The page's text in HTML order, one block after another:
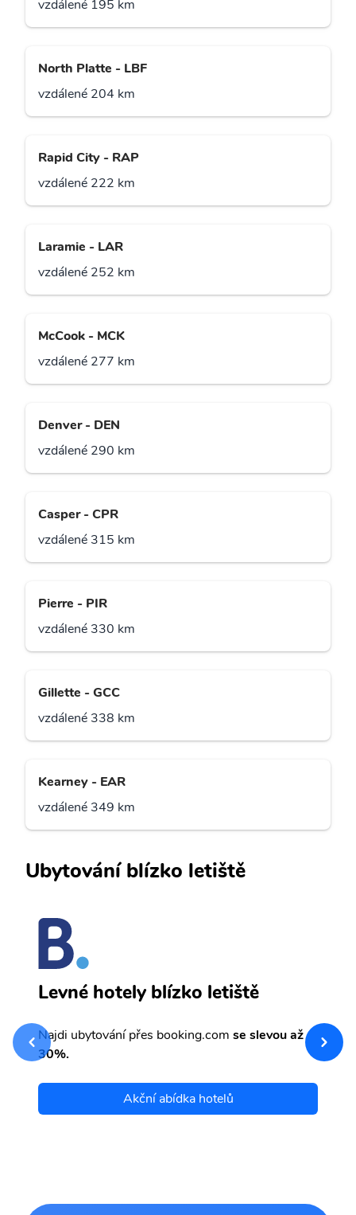
vzdálené 195 km
North Platte - LBF
vzdálené 204 km
Rapid City - RAP
vzdálené 222 km
Laramie - LAR
vzdálené 252 km
McCook - MCK
vzdálené 277 km
Denver - DEN
vzdálené 290 km
Casper - CPR
vzdálené 315 km
Pierre - PIR
vzdálené 330 km
Gillette - GCC
vzdálené 338 km
Kearney - EAR
vzdálené 349 km
Ubytování blízko letiště
Levné hotely blízko letiště
Najdi ubytování přes booking.com se slevou až
30%.
Akční abídka hotelů